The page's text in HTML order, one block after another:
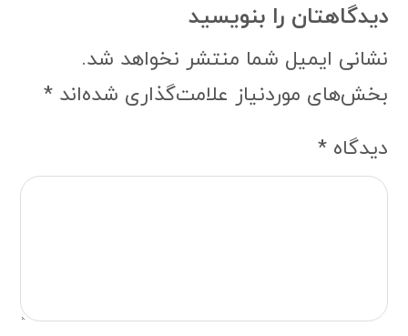
دیدگاهتان را بنویسید
نشانی ایمیل شما منتشر نخواهد شد.
بخش‌های موردنیاز علامت‌گذاری شده‌اند*
دیدگاه*